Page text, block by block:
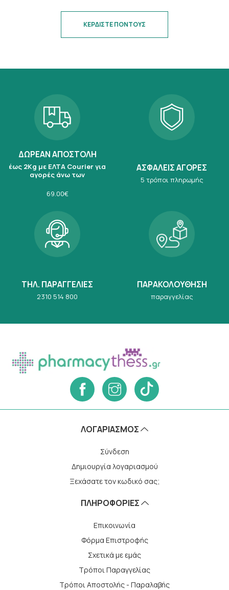
ΚΕΡΔΙΣΤΕ ΠΟΝΤΟΥΣ
ΔΩΡΕΑΝ ΑΠΟΣΤΟΛΗ
έως 2Kg με ΕΛΤΑ Courier για
αγορές άνω των
69.00€
ΑΣΦΑΛΕΙΣ ΑΓΟΡΕΣ
5 τρόποι πληρωμής
ΤΗΛ. ΠΑΡΑΓΓΕΛΙΕΣ
2310 514 800
ΠΑΡΑΚΟΛΟΥΘΗΣΗ
παραγγελίας
ΛΟΓΑΡΙΑΣΜΌΣ
Σύνδεση
Δημιουργία λογαριασμού
Ξεχάσατε τον κωδικό σας;
ΠΛΗΡΟΦΟΡΙΕΣ
Επικοινωνία
Φόρμα Επιστροφής
Σχετικά με εμάς
Τρόποι Παραγγελίας
Τρόποι Αποστολής - Παραλαβής